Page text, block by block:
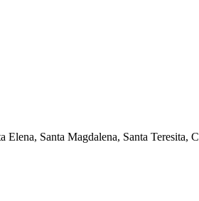
Santa Magdalena, Santa Teresita,